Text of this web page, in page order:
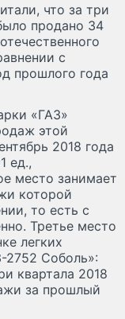
что за три
продано 34
с
прошлого года
«ГАЗ»
этой
2018 года
ед.,
место занимает
которой
то есть с
Третье место
легких
2752 Соболь»:
квартала 2018
за прошлый